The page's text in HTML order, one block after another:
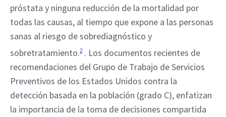
próstata y ninguna reducción de la mortalidad por
todas las causas, al tiempo que expone a las personas
sanas al riesgo de sobrediagnóstico y
sobretratamiento.2 . Los documentos recientes de
recomendaciones del Grupo de Trabajo de Servicios
Preventivos de los Estados Unidos contra la
detección basada en la población (grado C), enfatizan
la importancia de la toma de decisiones compartida